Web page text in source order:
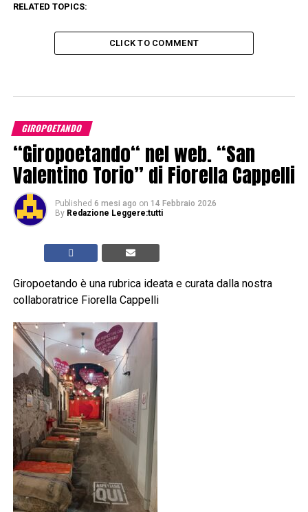
RELATED TOPICS:
CLICK TO COMMENT
GIROPOETANDO
“Giropoetando“ nel web. “San
Valentino Torio” di Fiorella Cappelli
Published 6 mesi ago on 14 Febbraio 2026
By Redazione Leggere:tutti
Giropoetando è una rubrica ideata e curata dalla nostra
collaboratrice Fiorella Cappelli